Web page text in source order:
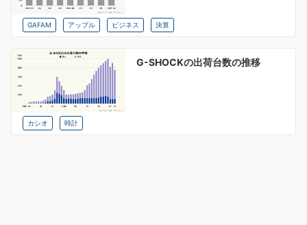
GAFAM アップル ビジネス 決算
G-SHOCKの出荷台数の推移
カシオ 時計